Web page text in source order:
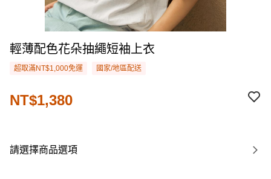
輕薄配色花朵抽繩短袖上衣
超取滿NT$1,000免運 國家/地區配送
NT$1,380
請選擇商品選項